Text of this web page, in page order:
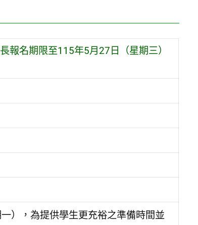
報名期限至115年5月27日（星期三）
），為提供學生更充裕之準備時間並